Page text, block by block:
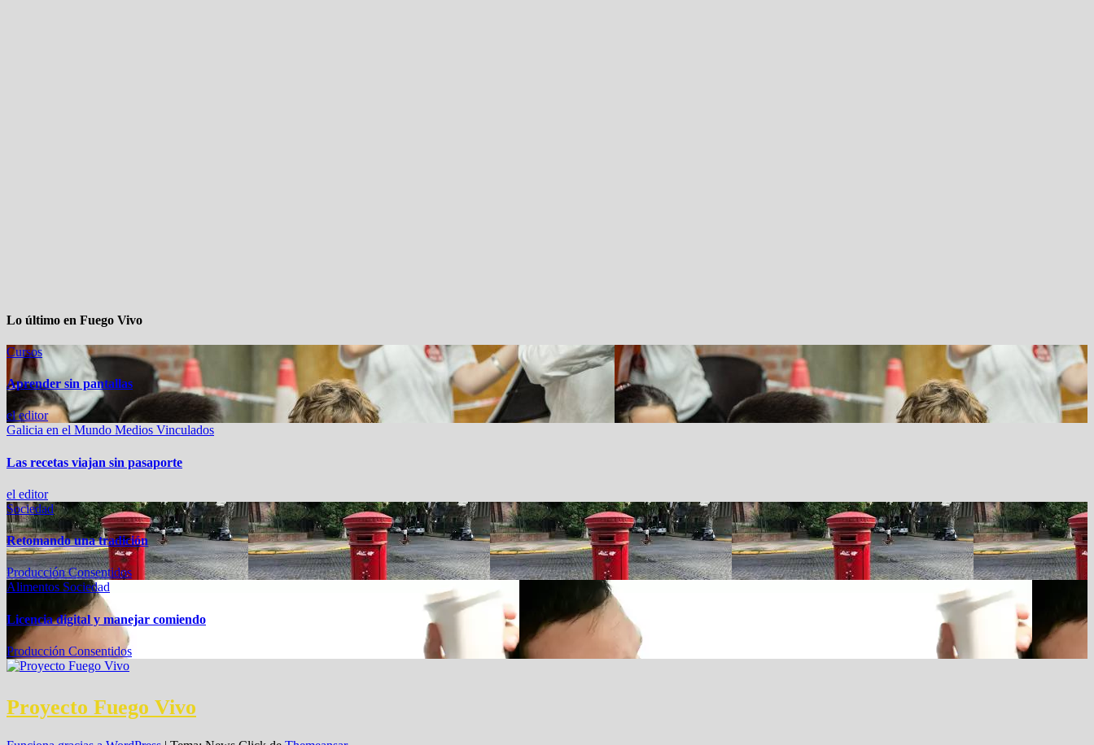
Lo último en Fuego Vivo
Cursos
Aprender sin pantallas
el editor
Galicia en el Mundo Medios Vinculados
Las recetas viajan sin pasaporte
el editor
Sociedad
Retomando una tradición
Producción Consentidos
Alimentos Sociedad
Licencia digital y manejar comiendo
Producción Consentidos
Proyecto Fuego Vivo